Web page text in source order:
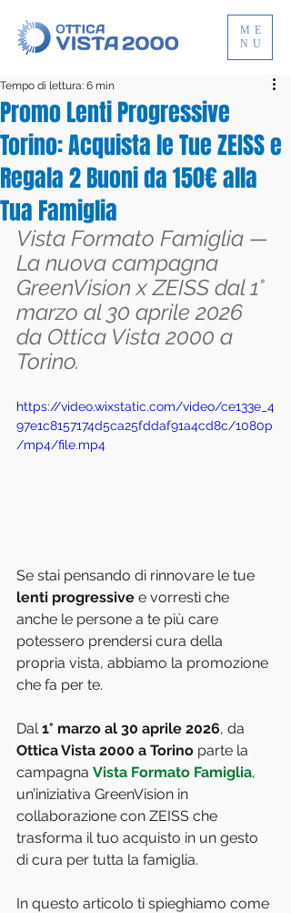
ME
NU
Promo Lenti Progressive
Torino: Acquista le Tue ZEISS e
Regala 2 Buoni da 150€ alla
Tua Famiglia
Tempo di lettura: 6 min
Vista Formato Famiglia —
La nuova campagna
GreenVision x ZEISS dal 1°
marzo al 30 aprile 2026
da Ottica Vista 2000 a
Torino.
https://video.wixstatic.com/video/ce133e_4
97e1c8157174d5ca25fddaf91a4cd8c/1080p
/mp4/file.mp4
Se stai pensando di rinnovare le tue
lenti progressive e vorresti che
anche le persone a te più care
potessero prendersi cura della
propria vista, abbiamo la promozione
che fa per te.
Dal 1° marzo al 30 aprile 2026, da
Ottica Vista 2000 a Torino parte la
campagna Vista Formato Famiglia,
un’iniziativa GreenVision in
collaborazione con ZEISS che
trasforma il tuo acquisto in un gesto
di cura per tutta la famiglia.
In questo articolo ti spieghiamo come